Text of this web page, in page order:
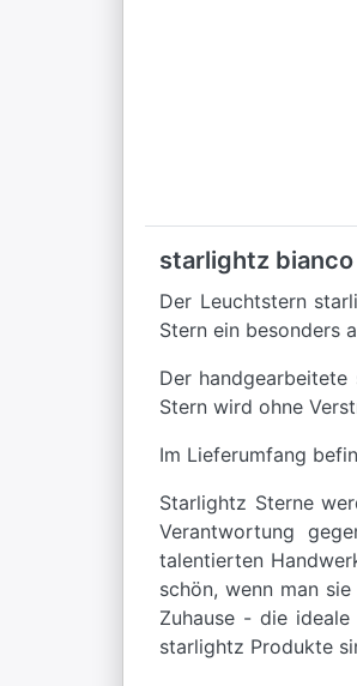
starlightz
Der Leuchtstern
Stern ein besonders
Der
Stern wird ohne
Im Lieferumfang
Starlightz Sterne
Verantwortung
talentierten
schön, wenn man
Zuhause - die
starlightz Produkte